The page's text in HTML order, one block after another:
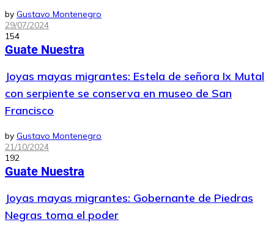
by Gustavo Montenegro
29/07/2024
154
Guate Nuestra
Joyas mayas migrantes: Estela de señora Ix Mutal
con serpiente se conserva en museo de San
Francisco
by Gustavo Montenegro
21/10/2024
192
Guate Nuestra
Joyas mayas migrantes: Gobernante de Piedras
Negras toma el poder